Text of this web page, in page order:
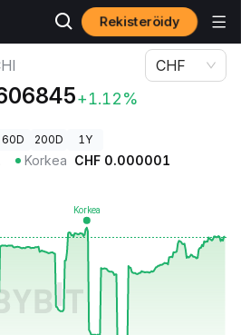
Rekisteröidy
+1.12%
CHF
60D 200D 1Y
Korkea CHF 0.000001